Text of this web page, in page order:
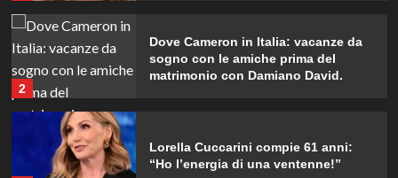
2
Dove Cameron in Italia: vacanze da
sogno con le amiche prima del
matrimonio con Damiano David.
Lorella Cuccarini compie 61 anni:
“Ho l’energia di una ventenne!”